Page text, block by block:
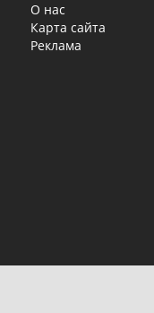
О нас
Карта сайта
Реклама